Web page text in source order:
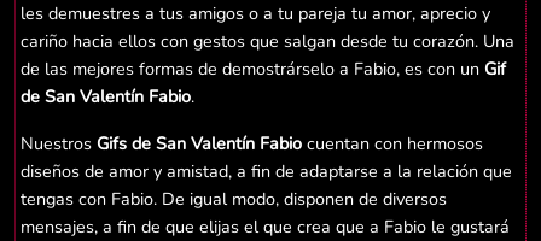
les demuestres a tus amigos o a tu pareja tu amor, aprecio y
cariño hacia ellos con gestos que salgan desde tu corazón. Una
de las mejores formas de demostrárselo a Fabio, es con un Gif
de San Valentín Fabio.
Nuestros Gifs de San Valentín Fabio cuentan con hermosos
diseños de amor y amistad, a fin de adaptarse a la relación que
tengas con Fabio. De igual modo, disponen de diversos
mensajes, a fin de que elijas el que crea que a Fabio le gustará